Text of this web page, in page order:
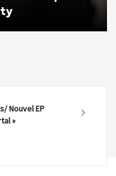
Nouvel EP
»